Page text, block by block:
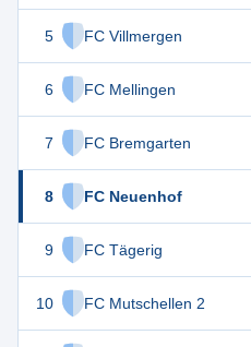
5 FC Villmergen
6 FC Mellingen
7 FC Bremgarten
8 FC Neuenhof
9 FC Tägerig
10 FC Mutschellen 2
25